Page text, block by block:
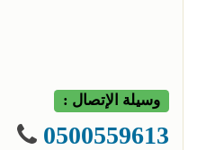
وسيلة الإتصال :
0500559613